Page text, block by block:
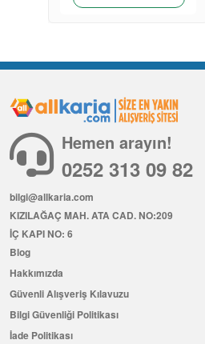
Hemen arayın!
0252 313 09 82
bilgi@allkaria.com
KIZILAĞAÇ MAH. ATA CAD. NO:209
İÇ KAPI NO: 6
Blog
Hakkımızda
Güvenli Alışveriş Kılavuzu
Bilgi Güvenliği Politikası
İade Politikası